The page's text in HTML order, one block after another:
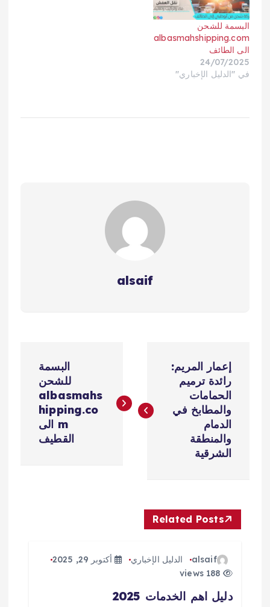
البسمة للشحن
albasmahshipping.com
الى الطائف
24/07/2025
في "الدليل الإخباري"
alsaif
ص
م
إعمار المريم:
رائدة ترميم
الحمامات
والمطابخ في
الدمام
والمنطقة
الشرقية
البسمة
للشحن
albasmahs
hipping.co
m الى
القطيف
Related Posts
alsaif الدليل الإخباري
أكتوبر 29, 2025
دليل اهم الخدمات 2025